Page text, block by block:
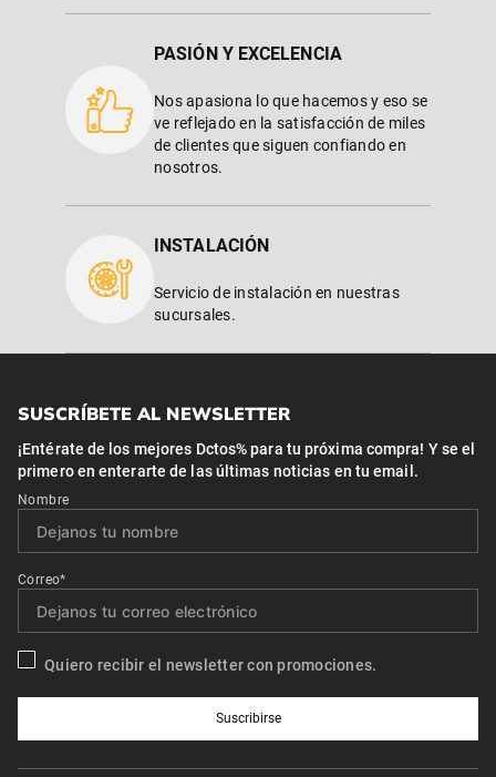
PASIÓN Y EXCELENCIA
Nos apasiona lo que hacemos y eso se
ve reflejado en la satisfacción de miles
de clientes que siguen confiando en
nosotros.
INSTALACIÓN
Servicio de instalación en nuestras
sucursales.
SUSCRÍBETE AL NEWSLETTER
¡Entérate de los mejores Dctos% para tu próxima compra! Y se el
primero en enterarte de las últimas noticias en tu email.
Nombre
Correo*
Quiero recibir el newsletter con promociones.
Suscribirse